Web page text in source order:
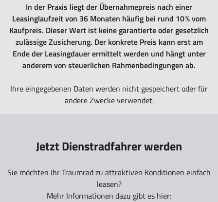
Pedelecs
u.v.m.
In der Praxis liegt der Übernahmepreis nach einer
Leasinglaufzeit von 36 Monaten häufig bei rund 10 % vom
Kaufpreis. Dieser Wert ist keine garantierte oder gesetzlich
zulässige Zusicherung. Der konkrete Preis kann erst am
Ende der Leasingdauer ermittelt werden und hängt unter
anderem von steuerlichen Rahmenbedingungen ab.
Ihre eingegebenen Daten werden nicht gespeichert oder für
andere Zwecke verwendet.
Jetzt Dienstradfahrer werden
Sie möchten Ihr Traumrad zu attraktiven Konditionen einfach
leasen?
Mehr Informationen dazu gibt es hier: